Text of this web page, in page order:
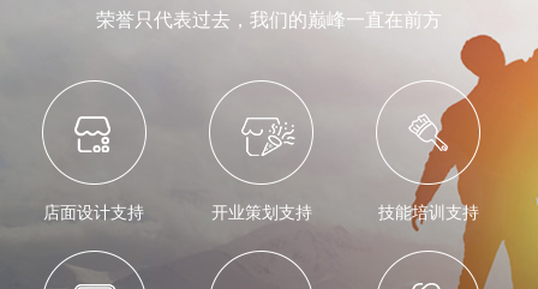
荣誉只代表过去，我们的巅峰一直在前方
店面设计支持 开业策划支持 技能培训支持